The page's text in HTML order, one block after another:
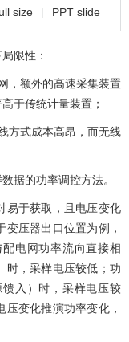
size | PPT slide
限性：
，额外的高速采集装置
于传统计量装置；
方式成本高昂，而无线
据的功率调控方法。
易于获取，且电压变化
压器出口位置为例，
电网功率流向直接相
时，采样电压较低；功
入）时，采样电压较
变化推演功率变化，